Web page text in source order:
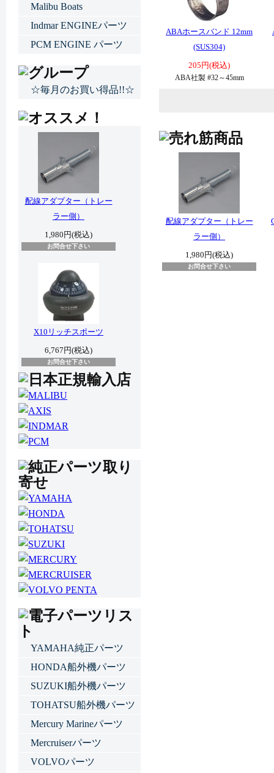
ABAホースバンド 12mm
(SUS304)
205円(税込)
ABA社製 #32～45mm
配線アダプター（トレー
ラー側）
1,980円(税込)
お問合せ下さい
Malibu Boats
Indmar ENGINEパーツ
PCM ENGINE パーツ
☆毎月のお買い得品!!☆
配線アダプター（トレー
ラー側）
1,980円(税込)
お問合せ下さい
X10リッチスポーツ
6,767円(税込)
お問合せ下さい
YAMAHA純正パーツ
HONDA船外機パーツ
SUZUKI船外機パーツ
TOHATSU船外機パーツ
Mercury Marineパーツ
Mercruiserパーツ
VOLVOパーツ